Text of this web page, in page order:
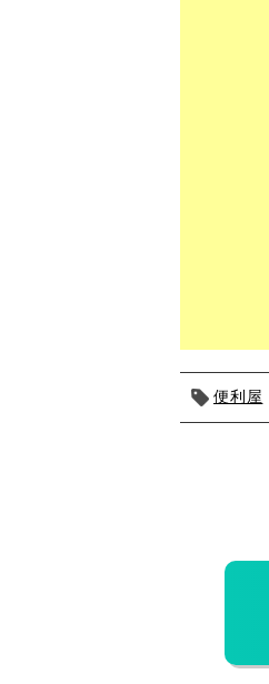
便利屋